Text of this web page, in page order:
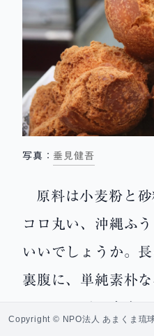
写真： 垂見健吾
原料は小麦粉と
コロ丸い、沖縄ふ
いいでしょうか。
裏腹に、単純素朴
Copyright © NPO法人 あまくま琉